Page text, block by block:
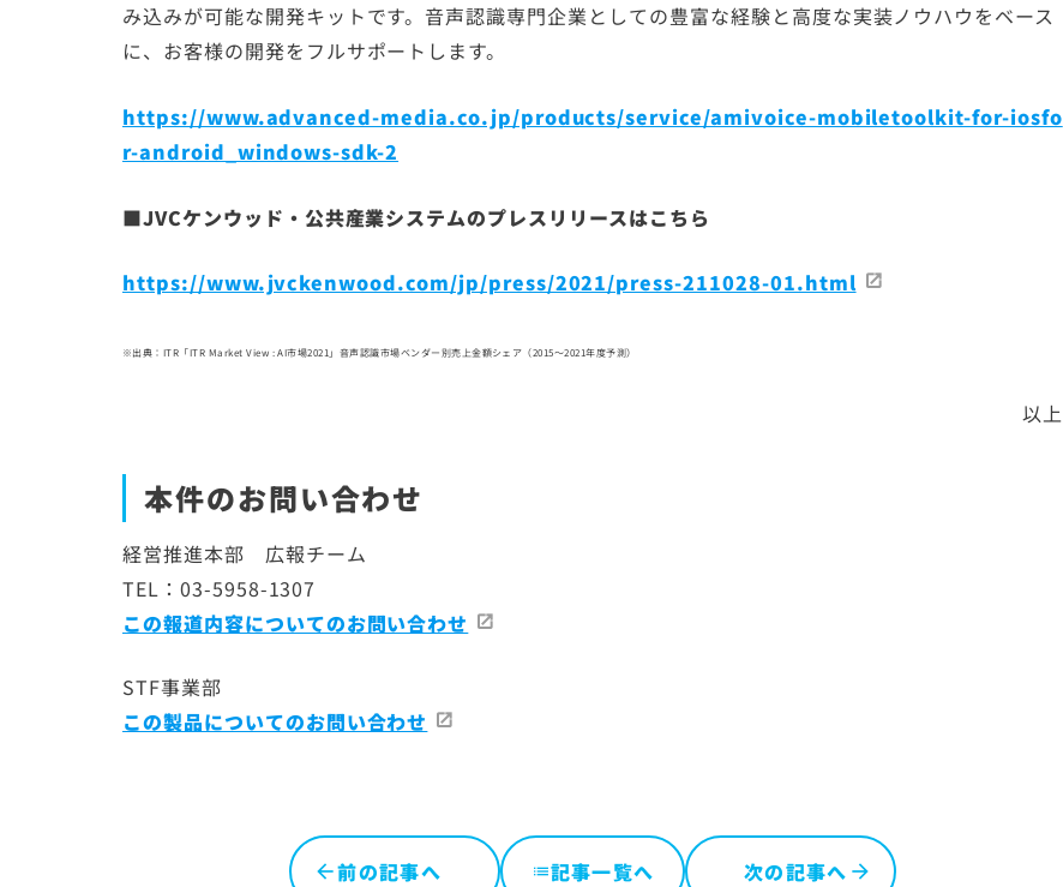
み込みが可能な開発キットです。音声認識専門企業としての豊富な経験と高度な実装ノウハウをベース
に、お客様の開発をフルサポートします。
https://www.advanced-media.co.jp/products/service/amivoice-mobiletoolkit-for-iosfo
r-android_windows-sdk-2
■JVCケンウッド・公共産業システムのプレスリリースはこちら
https://www.jvckenwood.com/jp/press/2021/press-211028-01.html
※出典：ITR「ITR Market View : AI市場2021」音声認識市場ベンダー別売上金額シェア（2015～2021年度予測）
以上
本件のお問い合わせ
経営推進本部 広報チーム
TEL：03-5958-1307
この報道内容についてのお問い合わせ
STF事業部
この製品についてのお問い合わせ
前の記事へ list記事一覧へ 次の記事へ